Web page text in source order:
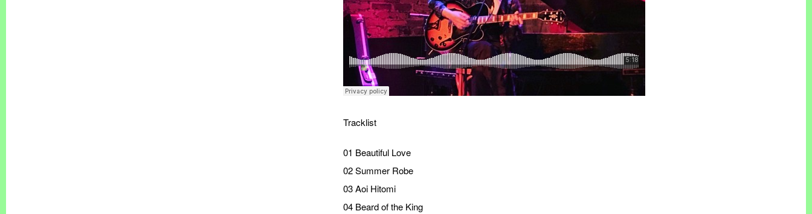
Tracklist
01 Beautiful Love
02 Summer Robe
03 Aoi Hitomi
04 Beard of the King